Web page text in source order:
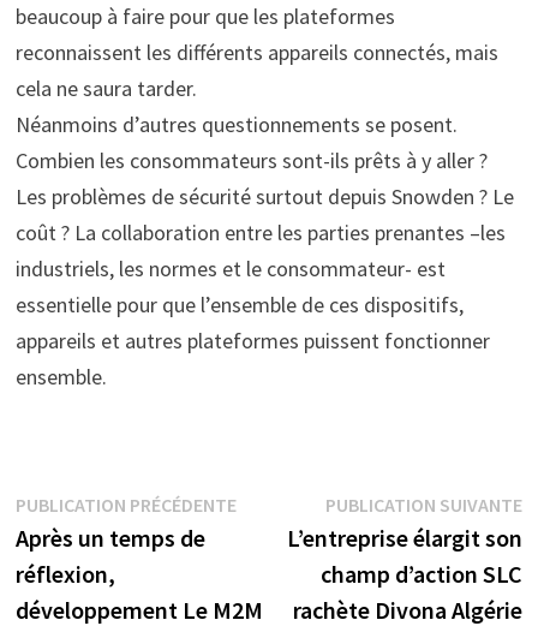
beaucoup à faire pour que les plateformes
reconnaissent les différents appareils connectés, mais
cela ne saura tarder.
Néanmoins d’autres questionnements se posent.
Combien les consommateurs sont-ils prêts à y aller ?
Les problèmes de sécurité surtout depuis Snowden ? Le
coût ? La collaboration entre les parties prenantes –les
industriels, les normes et le consommateur- est
essentielle pour que l’ensemble de ces dispositifs,
appareils et autres plateformes puissent fonctionner
ensemble.
Navigation
de
l’article
PUBLICATION PRÉCÉDENTEPublication
précédente :
Après un temps de
réflexion,
développement Le M2M
PUBLICATION SUIVANTE
L’entreprise élargit son
champ d’action SLC
rachète Divona Algérie